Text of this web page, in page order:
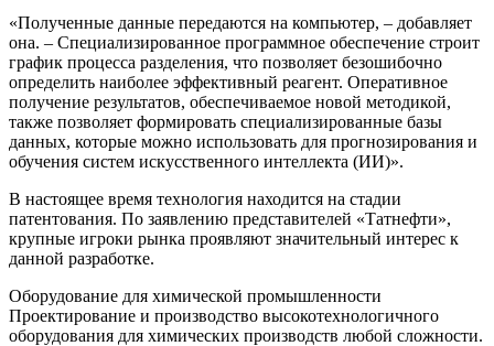
«Полученные данные передаются на компьютер, – добавляет
она. – Специализированное программное обеспечение строит
график процесса разделения, что позволяет безошибочно
определить наиболее эффективный реагент. Оперативное
получение результатов, обеспечиваемое новой методикой,
также позволяет формировать специализированные базы
данных, которые можно использовать для прогнозирования и
обучения систем искусственного интеллекта (ИИ)».
В настоящее время технология находится на стадии
патентования. По заявлению представителей «Татнефти»,
крупные игроки рынка проявляют значительный интерес к
данной разработке.
Оборудование для химической промышленности
Проектирование и производство высокотехнологичного
оборудования для химических производств любой сложности.